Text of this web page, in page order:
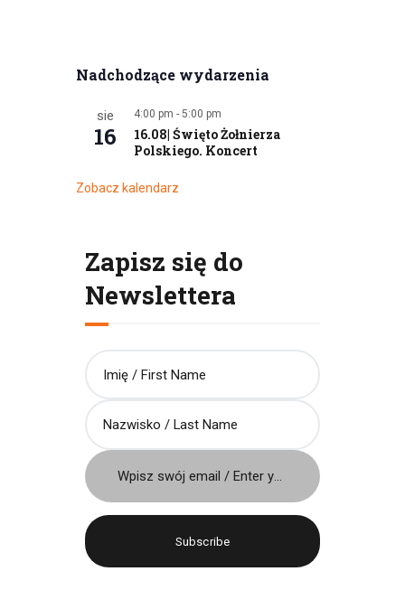
Nadchodzące wydarzenia
sie
16
4:00 pm - 5:00 pm
16.08| Święto Żołnierza
Polskiego. Koncert
Zobacz kalendarz
Zapisz się do
Newslettera